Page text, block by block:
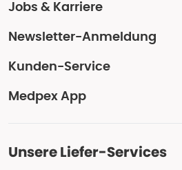
Jobs & Karriere
Newsletter-Anmeldung
Kunden-Service
Medpex App
Unsere Liefer-Services